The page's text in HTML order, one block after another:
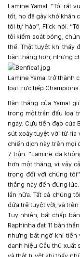
Lamine Yamal. “Tôi rất
tốt, họ đã gây khó khăn
tôi tự hào”, Flick nói.
tôi kiểm soát bóng,
thế. Thật tuyệt khi thấy
bàn thắng hơn, nhưng
Lamine Yamal trở thành
loại trực tiếp Champions
Bàn thắng của Yamal
trong một trận đấu loại
ngày. Cựu tiền đạo của
sút xoáy tuyệt vời từ rìa
chiến dịch này trên mọi
7 trận. “Lamine đã
hơn một tháng, vì vậy
trọng đối với chúng
thắng này đến đúng
lần nữa. Tất cả chúng
đứa trẻ tuyệt vời, và trên
Tuy nhiên, bất chấp
Raphinha đạt 11 bàn
nhưng bất ngờ khi tiền
danh hiệu Cầu thủ xuất